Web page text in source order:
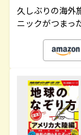
久しぶりの海外
ニックがつまっ